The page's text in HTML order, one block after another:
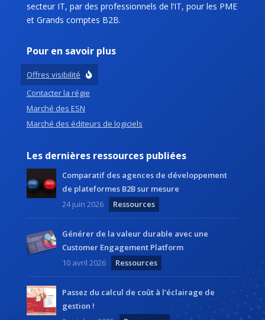
secteur IT, par des professionnels de l’IT, pour les PME
et Grands comptes B2B.
Pour en savoir plus
Offres visibilité
Contacter la régie
Marché des ESN
Marché des éditeurs de logiciels
Les dernières ressources publiées
Comparatif des agences de développement
de plateformes B2B sur mesure
24 juin 2026
Ressources
Générer de la valeur durable avec une
Customer Engagement Platform
10 avril 2026
Ressources
Passez du calcul de coût à l’éclairage de
gestion !